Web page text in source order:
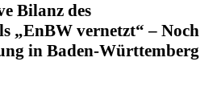
Bilanz des
„EnBW vernetzt“ – Noch
in Baden-Württemberg